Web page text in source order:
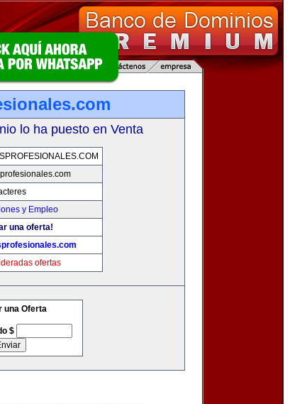
lo ha puesto en Venta
y Empleo
una oferta!
ofertas
una Oferta
$